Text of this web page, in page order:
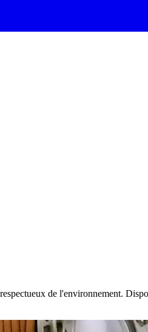
de l'environnement.